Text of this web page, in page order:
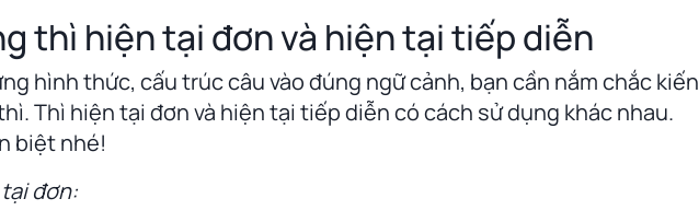
thì hiện tại đơn và hiện tại tiếp diễn
hình thức, cấu trúc câu vào đúng ngữ cảnh, bạn cần nắm chắc kiến
Thì hiện tại đơn và hiện tại tiếp diễn có cách sử dụng khác nhau.
biệt nhé!
đơn: